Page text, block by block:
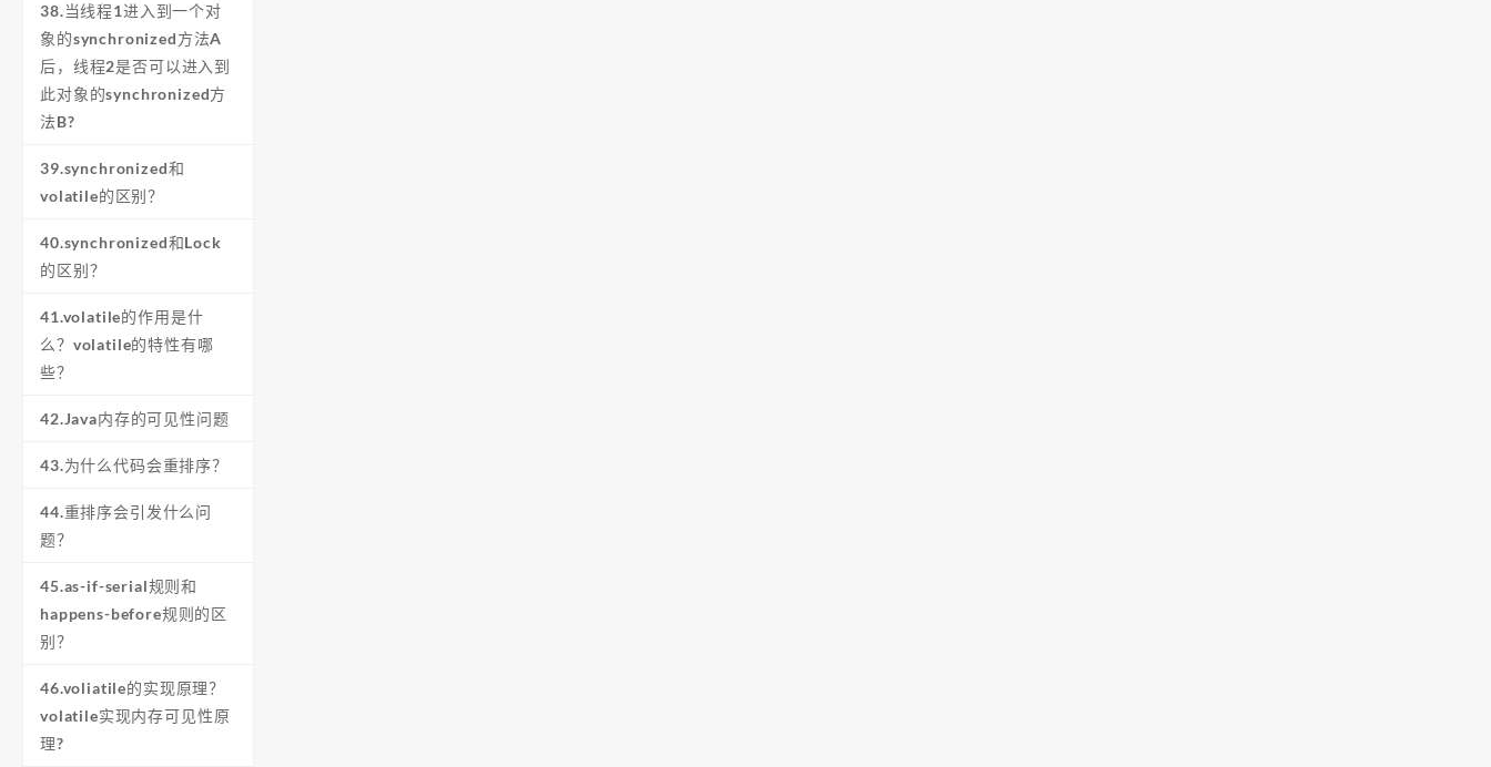
38.当线程1进入到一个对
象的synchronized方法A
后，线程2是否可以进入到
此对象的synchronized方
法B?
39.synchronized和
volatile的区别？
40.synchronized和Lock
的区别？
41.volatile的作用是什
么？volatile的特性有哪
些？
42.Java内存的可见性问题
43.为什么代码会重排序？
44.重排序会引发什么问
题？
45.as-if-serial规则和
happens-before规则的区
别？
46.voliatile的实现原理？
volatile实现内存可见性原
理?